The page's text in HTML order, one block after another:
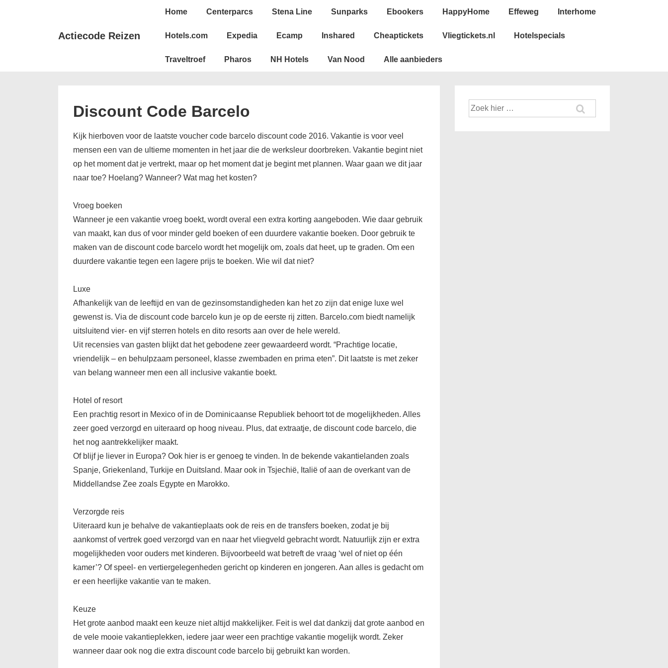
Actiecode Reizen
Hoofd
Home Centerparcs Stena Line Sunparks Ebookers HappyHome Effeweg Interhome
Hotels.com Expedia Ecamp Inshared Cheaptickets Vliegtickets.nl Hotelspecials
Traveltroef Pharos NH Hotels Van Nood Alle aanbieders
Discount Code Barcelo
Kijk hierboven voor de laatste voucher code barcelo discount code 2016. Vakantie is voor veel
mensen een van de ultieme momenten in het jaar die de werksleur doorbreken. Vakantie begint niet
op het moment dat je vertrekt, maar op het moment dat je begint met plannen. Waar gaan we dit jaar
naar toe? Hoelang? Wanneer? Wat mag het kosten?
Vroeg boeken
Wanneer je een vakantie vroeg boekt, wordt overal een extra korting aangeboden. Wie daar gebruik
van maakt, kan dus of voor minder geld boeken of een duurdere vakantie boeken. Door gebruik te
maken van de discount code barcelo wordt het mogelijk om, zoals dat heet, up te graden. Om een
duurdere vakantie tegen een lagere prijs te boeken. Wie wil dat niet?
Luxe
Afhankelijk van de leeftijd en van de gezinsomstandigheden kan het zo zijn dat enige luxe wel
gewenst is. Via de discount code barcelo kun je op de eerste rij zitten. Barcelo.com biedt namelijk
uitsluitend vier- en vijf sterren hotels en dito resorts aan over de hele wereld.
Uit recensies van gasten blijkt dat het gebodene zeer gewaardeerd wordt. “Prachtige locatie,
vriendelijk – en behulpzaam personeel, klasse zwembaden en prima eten”. Dit laatste is met zeker
van belang wanneer men een all inclusive vakantie boekt.
Hotel of resort
Een prachtig resort in Mexico of in de Dominicaanse Republiek behoort tot de mogelijkheden. Alles
zeer goed verzorgd en uiteraard op hoog niveau. Plus, dat extraatje, de discount code barcelo, die
het nog aantrekkelijker maakt.
Of blijf je liever in Europa? Ook hier is er genoeg te vinden. In de bekende vakantielanden zoals
Spanje, Griekenland, Turkije en Duitsland. Maar ook in Tsjechië, Italië of aan de overkant van de
Middellandse Zee zoals Egypte en Marokko.
Verzorgde reis
Uiteraard kun je behalve de vakantieplaats ook de reis en de transfers boeken, zodat je bij
aankomst of vertrek goed verzorgd van en naar het vliegveld gebracht wordt. Natuurlijk zijn er extra
mogelijkheden voor ouders met kinderen. Bijvoorbeeld wat betreft de vraag ‘wel of niet op één
kamer’? Of speel- en vertiergelegenheden gericht op kinderen en jongeren. Aan alles is gedacht om
er een heerlijke vakantie van te maken.
Keuze
Het grote aanbod maakt een keuze niet altijd makkelijker. Feit is wel dat dankzij dat grote aanbod en
de vele mooie vakantieplekken, iedere jaar weer een prachtige vakantie mogelijk wordt. Zeker
wanneer daar ook nog die extra discount code barcelo bij gebruikt kan worden.
Zoek
naar: